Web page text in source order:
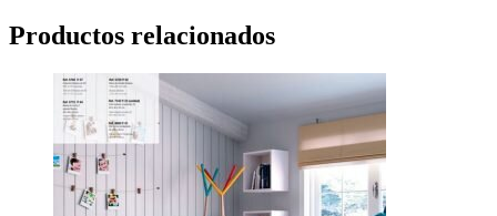
Productos relacionados